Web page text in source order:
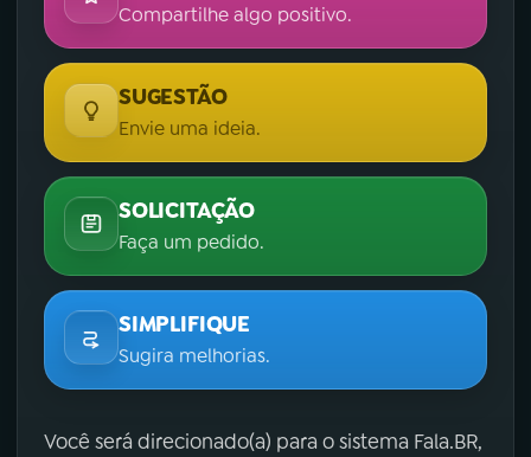
Compartilhe algo positivo.
SUGESTÃO
Envie uma ideia.
SOLICITAÇÃO
Faça um pedido.
SIMPLIFIQUE
Sugira melhorias.
Você será direcionado(a) para o sistema Fala.BR,